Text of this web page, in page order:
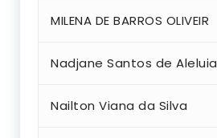
MILENA DE BARROS OLIVEIR
Nadjane Santos de Aleluia
Nailton Viana da Silva